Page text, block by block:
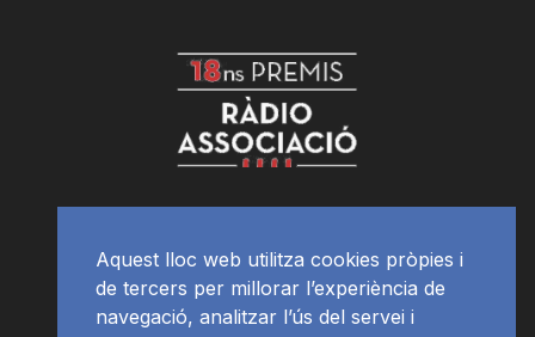
Aquest lloc web utilitza cookies pròpies i
de tercers per millorar l’experiència de
navegació, analitzar l’ús del servei i